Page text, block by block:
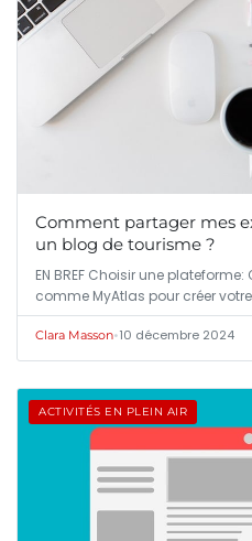
Comment partager mes
un blog de tourisme ?
EN BREF Choisir une
comme MyAtlas pour créer
Clara Masson•10 décembre 2024
ACTIVITÉS EN PLEIN AIR